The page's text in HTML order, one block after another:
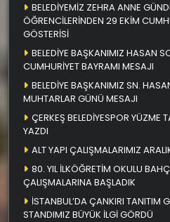
BELEDİYEMİZ ZEHRA ANNE
ÖĞRENCİLERİNDEN 29 EKİM
GÖSTERİSİ
BELEDİYE BAŞKANIMIZ HASAN
CUMHURİYET BAYRAMI MESAJI
BELEDİYE BAŞKANIMIZ SN.
MUHTARLAR GÜNÜ MESAJI
ÇERKEŞ BELEDİYESPOR YÜZME
YAZDI
ALT YAPI ÇALIŞMALARIMIZ
80. YIL İLKÖĞRETİM OKULU
ÇALIŞMALARINA BAŞLADIK
İSTANBUL’DA ÇANKIRI TANITIM
STANDIMIZ BÜYÜK İLGİ GÖRDÜ